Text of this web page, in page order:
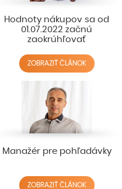
Hodnoty nákupov sa od
01.07.2022 začnú
zaokrúhľovať
ZOBRAZIŤ ČLÁNOK
Manažér pre pohľadávky
ZOBRAZIŤ ČLÁNOK